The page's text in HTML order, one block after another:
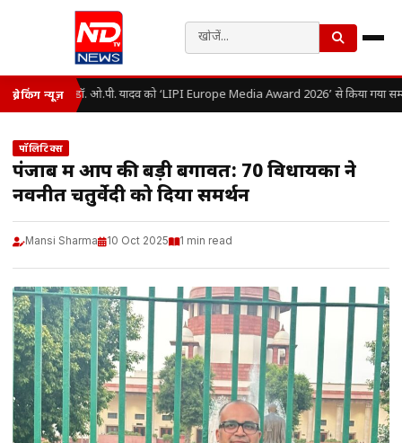
ब्रेकिंग न्यूज़ डॉ. ओ.पी. यादव को ‘LIPI Europe Media Award 2026’ से किया गया
पॉलिटिक्स
पंजाब में आप की बड़ी बगावत: 70 विधायकों ने
नवनीत चतुर्वेदी को दिया समर्थन
Mansi Sharma 10 Oct 2025 1 min read